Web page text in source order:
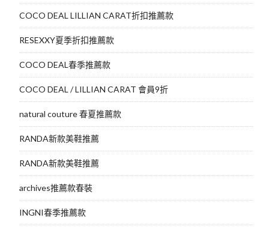
COCO DEAL LILLIAN CARAT折扣推薦款
RESEXXY夏季折扣推薦款
COCO DEAL春季推薦款
COCO DEAL / LILLIAN CARAT 會員9折
natural couture 春夏推薦款
RANDA新款美鞋推薦
RANDA新款美鞋推薦
archives推薦款春裝
INGNI春季推薦款